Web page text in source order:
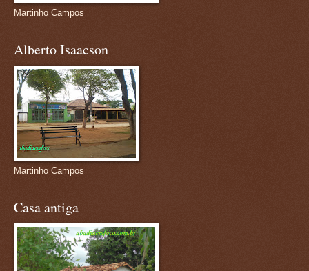
Martinho Campos
Alberto Isaacson
Martinho Campos
Casa antiga